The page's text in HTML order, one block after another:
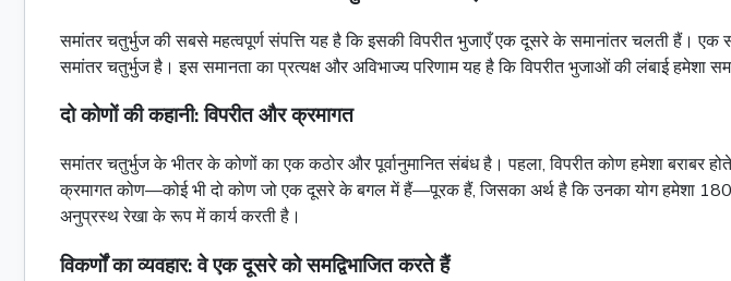
समांतर चतुर्भुज की सबसे महत्वपूर्ण संपत्ति यह है कि इसकी विपरीत भुजाएँ एक दूसरे के समानांतर चलती हैं। एक
समांतर चतुर्भुज है। इस समानता का प्रत्यक्ष और अविभाज्य परिणाम यह है कि विपरीत भुजाओं की लंबाई
दो कोणों की कहानी: विपरीत और क्रमागत
समांतर चतुर्भुज के भीतर के कोणों का एक कठोर और पूर्वानुमानित संबंध है। पहला, विपरीत कोण हमेशा
क्रमागत कोण—कोई भी दो कोण जो एक दूसरे के बगल में हैं—पूरक हैं, जिसका अर्थ है कि उनका योग हमेशा
अनुप्रस्थ रेखा के रूप में कार्य करती है।
विकर्णों का व्यवहार: वे एक दूसरे को समद्विभाजित करते हैं